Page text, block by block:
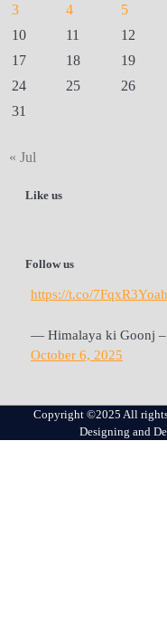
3
4 5
10
11 12
17
18 19
24
25 26
31
« Jul
Like us
Follow us
https://t.co/7FqxR3Yoah
— Himalaya ki Goonj –
October 6, 2025
Copyright ©2025 All
Designing and